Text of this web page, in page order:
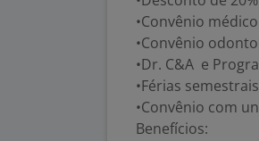
•Convênio
•Convênio
•Dr. C&A e
•Férias
•Convênio com
Benefícios: